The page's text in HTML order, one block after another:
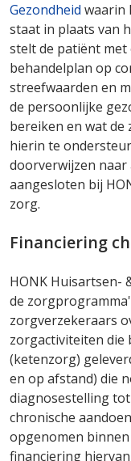
Gezondheid waarin
staat in plaats van
stelt de patiënt
behandelplan op
streefwaarden en
de persoonlijke
bereiken en wat
hierin te
doorverwijzen
aangesloten bij
zorg.
Financiering
HONK Huisartsen-
de
zorgverzekeraars
zorgactiviteiten die
(ketenzorg)
en op afstand) die
diagnosestelling
chronische
opgenomen
financiering